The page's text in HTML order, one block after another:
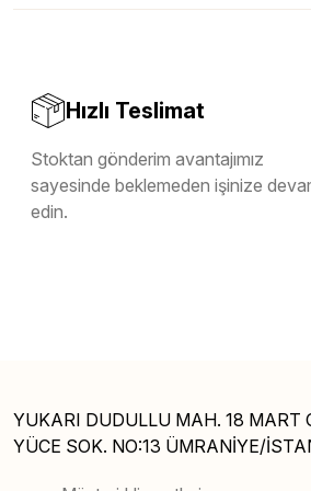
Hızlı Teslimat
Stoktan gönderim avantajımız
sayesinde beklemeden işinize
edin.
YUKARI DUDULLU MAH. 18 MART
YÜCE SOK. NO:13 ÜMRANİYE/